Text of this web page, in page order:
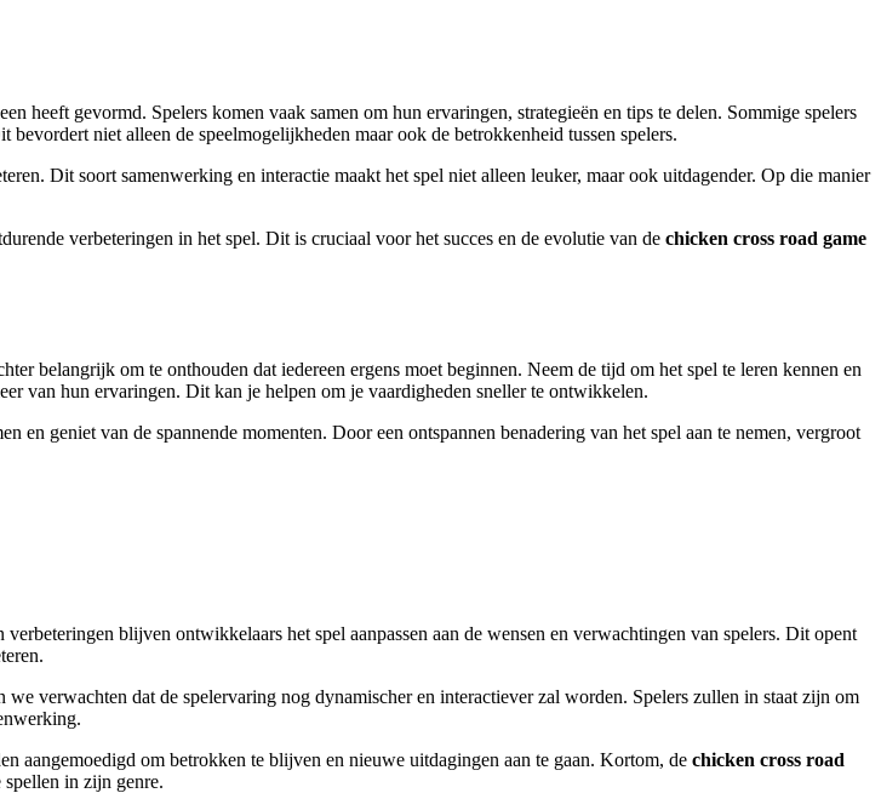
heeft gevormd. Spelers komen vaak samen om hun ervaringen, strategieën en tips te delen. Sommige spelers
niet alleen de speelmogelijkheden maar ook de betrokkenheid tussen spelers.
Dit soort samenwerking en interactie maakt het spel niet alleen leuker, maar ook uitdagender. Op die manier
verbeteringen in het spel. Dit is cruciaal voor het succes en de evolutie van de chicken cross road game
belangrijk om te onthouden dat iedereen ergens moet beginnen. Neem de tijd om het spel te leren kennen en
van hun ervaringen. Dit kan je helpen om je vaardigheden sneller te ontwikkelen.
en geniet van de spannende momenten. Door een ontspannen benadering van het spel aan te nemen, vergroot
blijven ontwikkelaars het spel aanpassen aan de wensen en verwachtingen van spelers. Dit opent
verwachten dat de spelervaring nog dynamischer en interactiever zal worden. Spelers zullen in staat zijn om
aangemoedigd om betrokken te blijven en nieuwe uitdagingen aan te gaan. Kortom, de chicken cross road
in zijn genre.